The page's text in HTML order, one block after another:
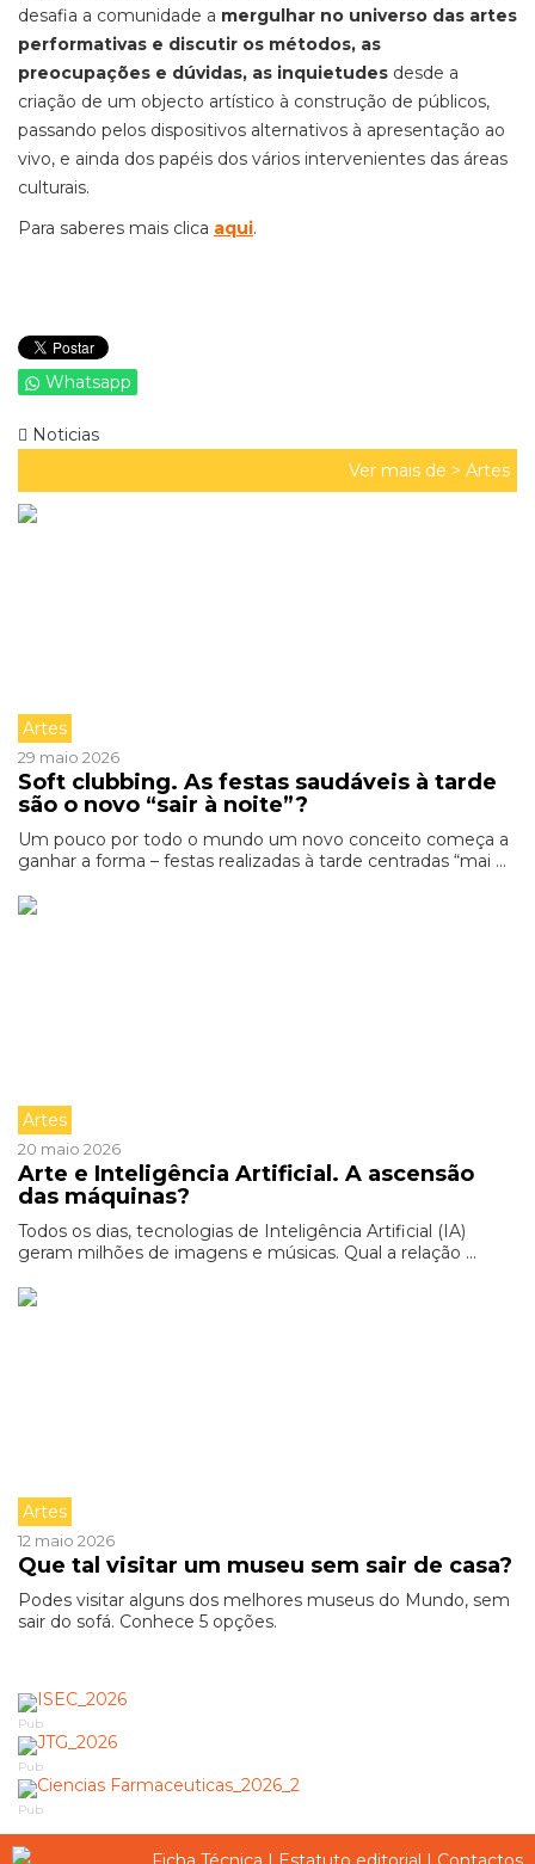
desafia a comunidade a mergulhar no universo das artes
performativas e discutir os métodos, as
preocupações e dúvidas, as inquietudes desde a
criação de um objecto artístico à construção de públicos,
passando pelos dispositivos alternativos à apresentação ao
vivo, e ainda dos papéis dos vários intervenientes das áreas
culturais.
Para saberes mais clica aqui.
Whatsapp
Noticias
Ver mais de > Artes
Artes
29 maio 2026
Soft clubbing. As festas saudáveis à tarde
são o novo “sair à noite”?
Um pouco por todo o mundo um novo conceito começa a
ganhar a forma – festas realizadas à tarde centradas “mai ...
Artes
20 maio 2026
Arte e Inteligência Artificial. A ascensão
das máquinas?
Todos os dias, tecnologias de Inteligência Artificial (IA)
geram milhões de imagens e músicas. Qual a relação ...
Artes
12 maio 2026
Que tal visitar um museu sem sair de casa?
Podes visitar alguns dos melhores museus do Mundo, sem
sair do sofá. Conhece 5 opções.
Pub
Pub
Pub